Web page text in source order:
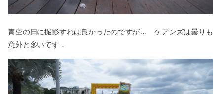
青空の日に撮影すれば良かったのですが… ケアンズは曇りも
意外と多いです．